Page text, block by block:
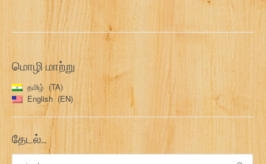
மொழி மாற்று
தமிழ்
TA
English
EN
தேடல்…